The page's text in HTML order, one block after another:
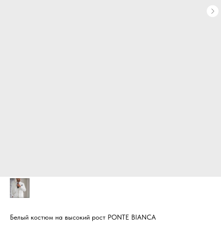
Белый костюм на высокий рост PONTE BIANCA